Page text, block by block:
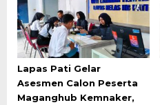
Lapas Pati Gelar
Asesmen Calon Peserta
Maganghub Kemnaker,